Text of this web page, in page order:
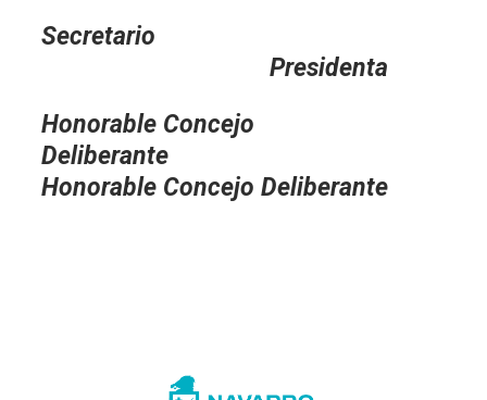
Secretario
Presidenta
Honorable Concejo
Deliberante
Honorable Concejo Deliberante